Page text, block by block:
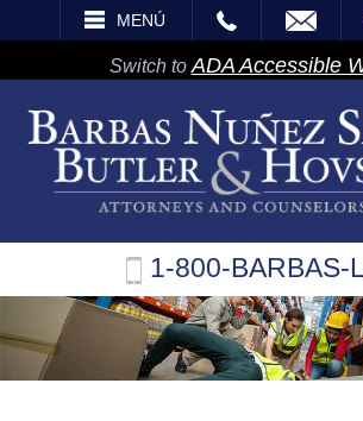
MENÚ
VISITA BÚSQUEDA
Switch to ADA Accessible
1-800-BARBAS-